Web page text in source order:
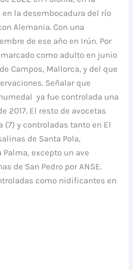
la desembocadura del río
Alemania. Con una
de ese año en Irún. Por
como adulto en junio
Campos, Mallorca, y del que
Señalar que
ya fue controlada una
2017. El resto de avocetas
(7) y controladas tanto en El
de Santa Pola,
Palma, excepto un ave
de San Pedro por ANSE.
como nidificantes en